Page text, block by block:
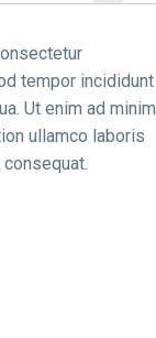
tempor incididunt
Ut enim ad minim
ullamco laboris